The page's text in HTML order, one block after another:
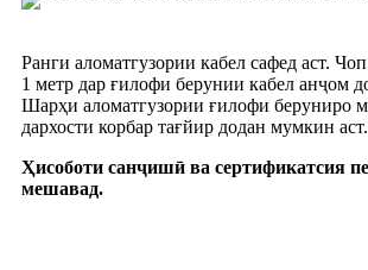
Ранги аломатгузории кабел сафед аст.
1 метр дар ғилофи берунии кабел анҷом
Шарҳи аломатгузории ғилофи беруниро
дархости корбар тағйир додан мумкин аст.
Ҳисоботи санҷишӣ ва сертификатсия
мешавад.